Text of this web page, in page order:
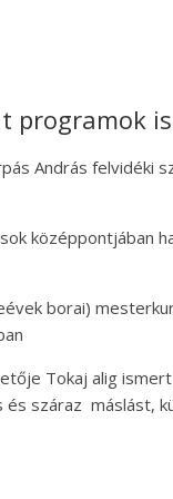
programok
András felvidéki
középpontjában
borai)
Tokaj alig
száraz máslást,